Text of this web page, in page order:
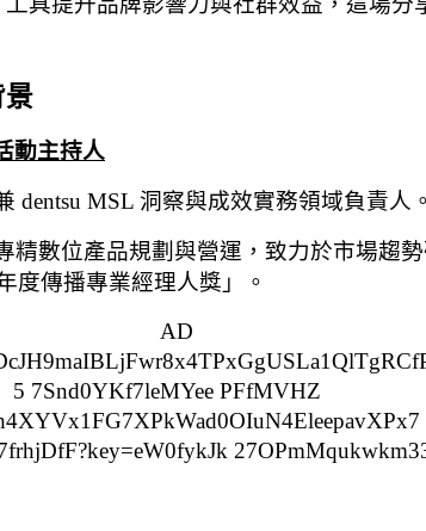
景
動主持人
dentsu MSL 洞察與成效實務領域負責人。
精數位產品規劃與營運，致力於市場趨
度傳播專業經理人獎」。